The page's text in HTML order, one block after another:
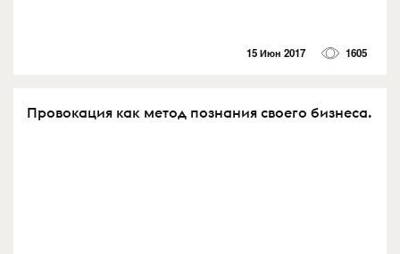
15 Июн 2017 1605
Провокация как метод познания своего бизнеса.